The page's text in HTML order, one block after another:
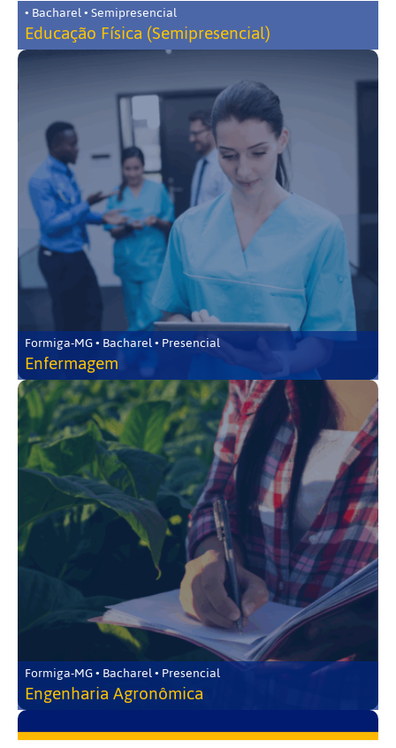
• Bacharel • Semipresencial
Educação Física (Semipresencial)
Formiga-MG • Bacharel • Presencial
Enfermagem
Formiga-MG • Bacharel • Presencial
Engenharia Agronômica